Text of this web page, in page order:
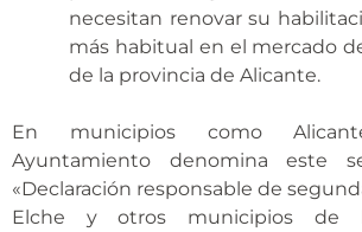
necesitan renovar su
más habitual en el mercado
de la provincia de Alicante.
En municipios como
Ayuntamiento denomina este
«Declaración responsable de
Elche y otros municipios de